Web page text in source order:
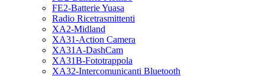
FE2-Batterie Yuasa
Radio Ricetrasmittenti
XA2-Midland
XA31-Action Camera
XA31A-DashCam
XA31B-Fototrappola
XA32-Intercomunicanti Bluetooth